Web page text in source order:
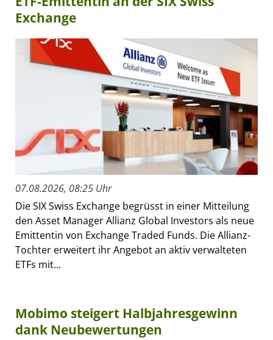
Exchange
07.08.2026, 08:25 Uhr
Die SIX Swiss Exchange begrüsst in einer Mitteilung
den Asset Manager Allianz Global Investors als neue
Emittentin von Exchange Traded Funds. Die Allianz-
Tochter erweitert ihr Angebot an aktiv verwalteten
ETFs mit...
Mobimo steigert Halbjahresgewinn
dank Neubewertungen